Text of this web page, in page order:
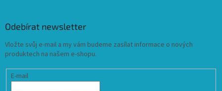
Odebírat newsletter
Vložte svůj e-mail a my vám budeme zasílat informace o nových
produktech na našem e-shopu.
E-mail